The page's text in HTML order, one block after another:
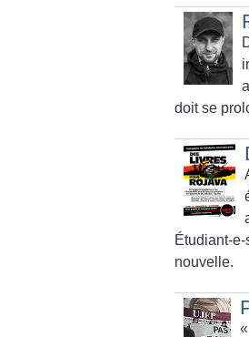
doit se
Étudiant-
nouvelle.
«